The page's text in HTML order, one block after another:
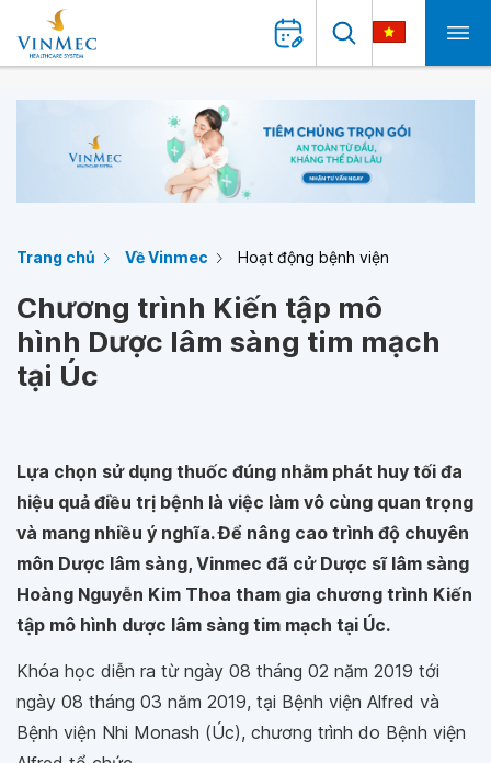
Trang chủ Về Vinmec Hoạt động bệnh viện
Chương trình Kiến tập mô
hình Dược lâm sàng tim mạch
tại Úc
Lựa chọn sử dụng thuốc đúng nhằm phát huy tối đa
hiệu quả điều trị bệnh là việc làm vô cùng quan trọng
và mang nhiều ý nghĩa. Để nâng cao trình độ chuyên
môn Dược lâm sàng, Vinmec đã cử Dược sĩ lâm sàng
Hoàng Nguyễn Kim Thoa tham gia chương trình Kiến
tập mô hình dược lâm sàng tim mạch tại Úc.
Khóa học diễn ra từ ngày 08 tháng 02 năm 2019 tới
ngày 08 tháng 03 năm 2019, tại Bệnh viện Alfred và
Bệnh viện Nhi Monash (Úc), chương trình do Bệnh viện